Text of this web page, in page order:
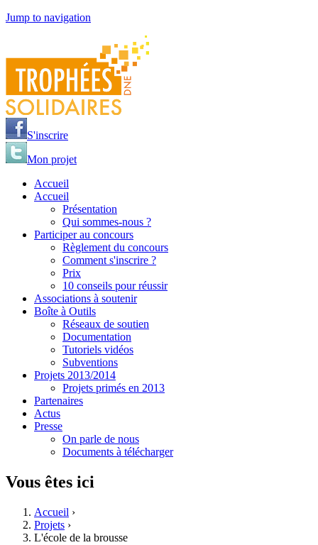
Jump to navigation
S'inscrire
Mon projet
Accueil
Accueil
Présentation
Qui sommes-nous ?
Participer au concours
Règlement du concours
Comment s'inscrire ?
Prix
10 conseils pour réussir
Associations à soutenir
Boîte à Outils
Réseaux de soutien
Documentation
Tutoriels vidéos
Subventions
Projets 2013/2014
Projets primés en 2013
Partenaires
Actus
Presse
On parle de nous
Documents à télécharger
Vous êtes ici
Accueil ›
Projets ›
L'école de la brousse